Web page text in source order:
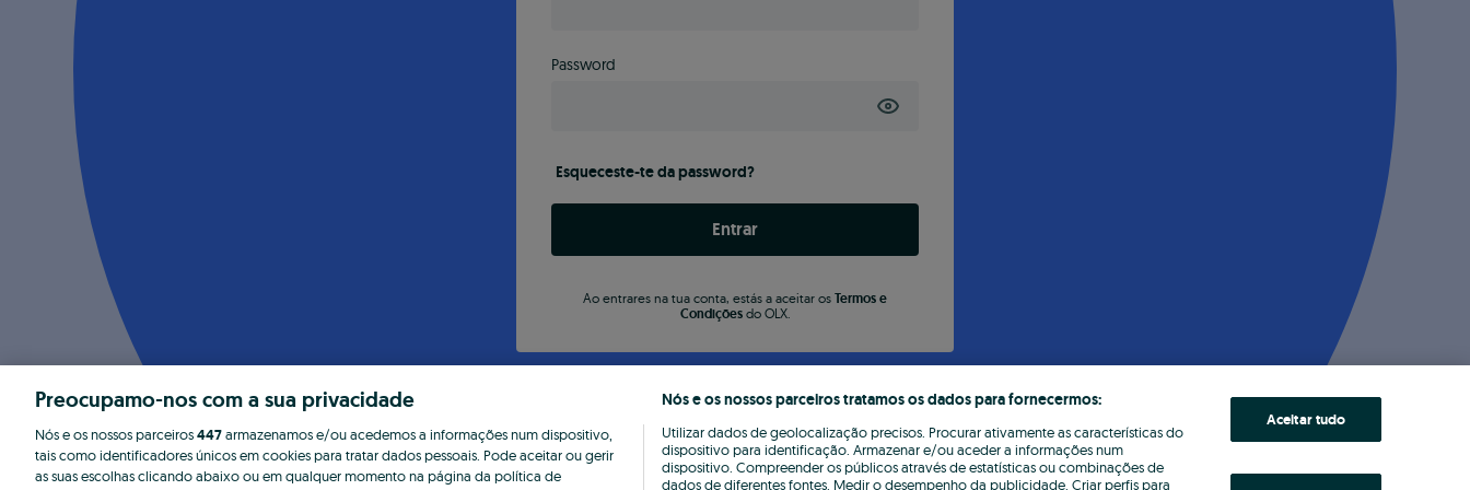
Password
Esqueceste-te da password?
Entrar
Ao entrares na tua conta, estás a aceitar os Termos e
Condiçõesdo OLX.
Preocupamo-nos com a sua privacidade
Nós e os nossos parceiros447armazenamos e/ou acedemos a informações num dispositivo,
tais como identificadores únicos em cookies para tratar dados pessoais. Pode aceitar ou gerir
as suas escolhas clicando abaixo ou em qualquer momento na página da política de
Nós e os nossos parceiros tratamos os dados para fornecermos:
Utilizar dados de geolocalização precisos. Procurar ativamente as características do
dispositivo para identificação. Armazenar e/ou aceder a informações num
dispositivo. Compreender os públicos através de estatísticas ou combinações de
dados de diferentes fontes. Medir o desempenho da publicidade. Criar perfis para
Aceitar tudo